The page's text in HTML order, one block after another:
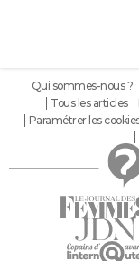
Qui sommes-nous ?
Tous les articles
Paramétrer les